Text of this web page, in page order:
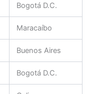
Bogotá D.C.
Maracaíbo
Buenos Aires
Bogotá D.C.